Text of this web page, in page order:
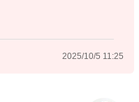
2025/10/5 11:25